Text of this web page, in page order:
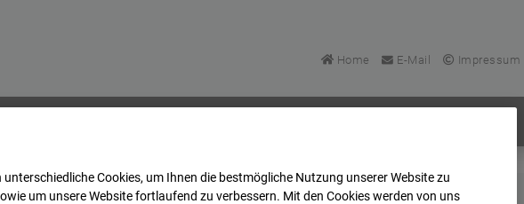
Home E-Mail Impressum
Bonatzbau -Cam7 Archiv 2026 07 08 08:15
unterschiedliche Cookies, um Ihnen die best­mögliche Nutzung unserer Website zu
um unsere Website fortlaufend zu verbessern. Mit den Cookies werden von uns